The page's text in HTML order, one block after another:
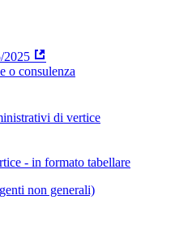
2025
o consulenza
di vertice
- in formato tabellare
non generali)